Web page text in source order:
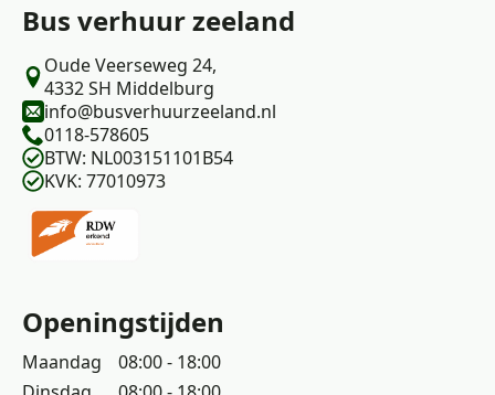
Bus verhuur zeeland
Oude Veerseweg 24,
4332 SH Middelburg
info@busverhuurzeeland.nl
0118-578605
BTW: NL003151101B54
KVK: 77010973
Openingstijden
Maandag
08:00 - 18:00